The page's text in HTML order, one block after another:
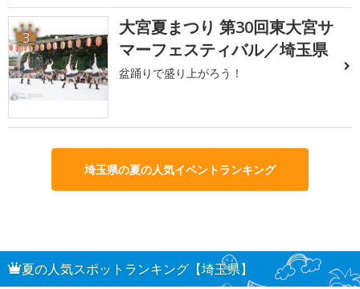
3
大宮夏まつり 第30回東大宮サ
マーフェスティバル／埼玉県
盆踊りで盛り上がろう！
埼玉県の夏の人気イベントランキング
夏の人気スポットランキング【埼玉県】